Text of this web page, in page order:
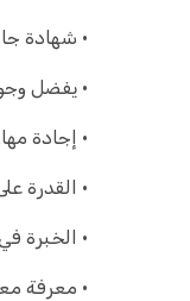
• شهادة
• يفضل
• إجادة
• القدرة
• الخبرة
• معرفة